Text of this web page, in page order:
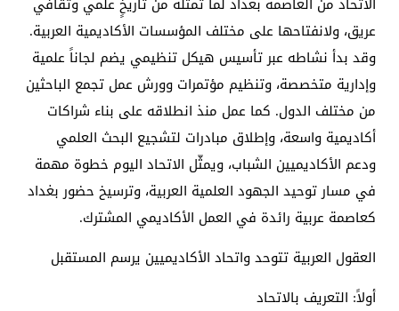
عريق، ولانفتاحها على مختلف المؤسسات الأكاديمية العربية.
وقد بدأ نشاطه عبر تأسيس هيكل تنظيمي يضم لجاناً علمية
وإدارية متخصصة، وتنظيم مؤتمرات وورش عمل تجمع الباحثين
من مختلف الدول. كما عمل منذ انطلاقه على بناء شراكات
أكاديمية واسعة، وإطلاق مبادرات لتشجيع البحث العلمي
ودعم الأكاديميين الشباب، ويمثّل الاتحاد اليوم خطوة مهمة
في مسار توحيد الجهود العلمية العربية، وترسيخ حضور بغداد
كعاصمة عربية رائدة في العمل الأكاديمي المشترك.
العقول العربية تتوحد واتحاد الأكاديميين يرسم المستقبل
أولاً: التعريف بالاتحاد